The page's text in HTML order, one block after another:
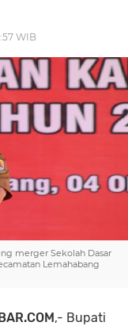
WIB
merger Sekolah Dasar
Lemahabang
,- Bupati